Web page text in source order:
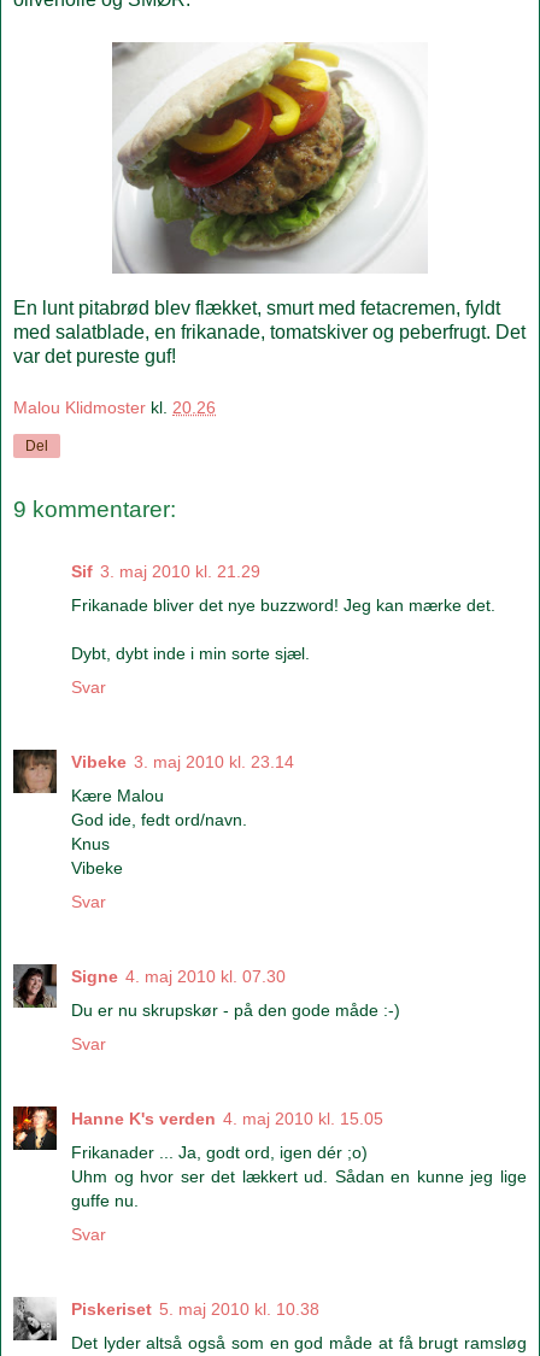
En lunt pitabrød blev flækket, smurt med fetacremen, fyldt
med salatblade, en frikanade, tomatskiver og peberfrugt. Det
var det pureste guf!
Malou Klidmoster kl. 20.26
Del
9 kommentarer:
Sif 3. maj 2010 kl. 21.29
Frikanade bliver det nye buzzword! Jeg kan mærke det.
Dybt, dybt inde i min sorte sjæl.
Svar
Vibeke 3. maj 2010 kl. 23.14
Kære Malou
God ide, fedt ord/navn.
Knus
Vibeke
Svar
Signe 4. maj 2010 kl. 07.30
Du er nu skrupskør - på den gode måde :-)
Svar
Hanne K's verden 4. maj 2010 kl. 15.05
Frikanader ... Ja, godt ord, igen dér ;o)
Uhm og hvor ser det lækkert ud. Sådan en kunne jeg lige
guffe nu.
Svar
Piskeriset 5. maj 2010 kl. 10.38
Det lyder altså også som en god måde at få brugt ramsløg